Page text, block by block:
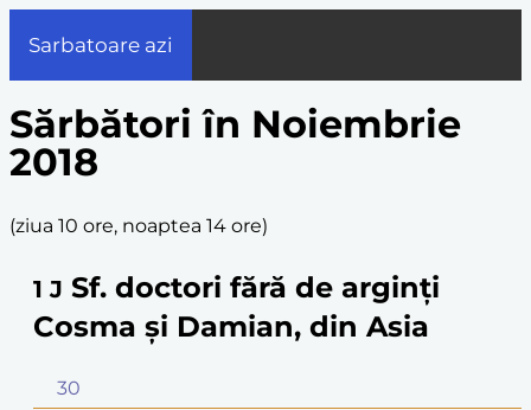
Sarbatoare azi
Sărbători în Noiembrie
2018
(ziua 10 ore, noaptea 14 ore)
1 J Sf. doctori fără de arginţi
Cosma şi Damian, din Asia
30